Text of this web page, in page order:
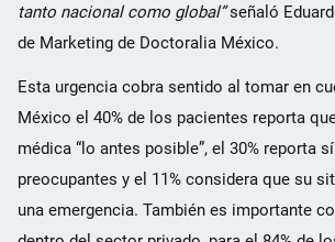
tanto nacional como global”señaló
de Marketing de Doctoralia México.
Esta urgencia cobra sentido al tomar en
México el 40% de los pacientes reporta
médica “lo antes posible”, el 30% reporta
preocupantes y el 11% considera que su
una emergencia. También es importante